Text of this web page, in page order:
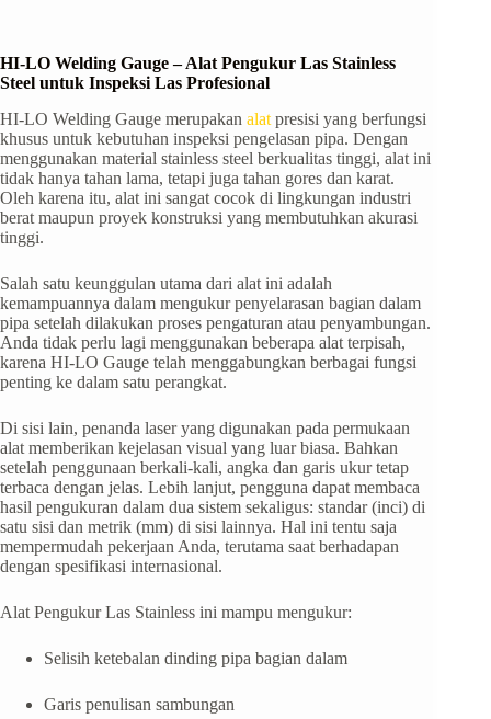
HI-LO Welding Gauge – Alat Pengukur Las Stainless
Steel untuk Inspeksi Las Profesional
HI-LO Welding Gauge merupakan alat presisi yang berfungsi
khusus untuk kebutuhan inspeksi pengelasan pipa. Dengan
menggunakan material stainless steel berkualitas tinggi, alat ini
tidak hanya tahan lama, tetapi juga tahan gores dan karat.
Oleh karena itu, alat ini sangat cocok di lingkungan industri
berat maupun proyek konstruksi yang membutuhkan akurasi
tinggi.
Salah satu keunggulan utama dari alat ini adalah
kemampuannya dalam mengukur penyelarasan bagian dalam
pipa setelah dilakukan proses pengaturan atau penyambungan.
Anda tidak perlu lagi menggunakan beberapa alat terpisah,
karena HI-LO Gauge telah menggabungkan berbagai fungsi
penting ke dalam satu perangkat.
Di sisi lain, penanda laser yang digunakan pada permukaan
alat memberikan kejelasan visual yang luar biasa. Bahkan
setelah penggunaan berkali-kali, angka dan garis ukur tetap
terbaca dengan jelas. Lebih lanjut, pengguna dapat membaca
hasil pengukuran dalam dua sistem sekaligus: standar (inci) di
satu sisi dan metrik (mm) di sisi lainnya. Hal ini tentu saja
mempermudah pekerjaan Anda, terutama saat berhadapan
dengan spesifikasi internasional.
Alat Pengukur Las Stainless ini mampu mengukur:
Selisih ketebalan dinding pipa bagian dalam
Garis penulisan sambungan